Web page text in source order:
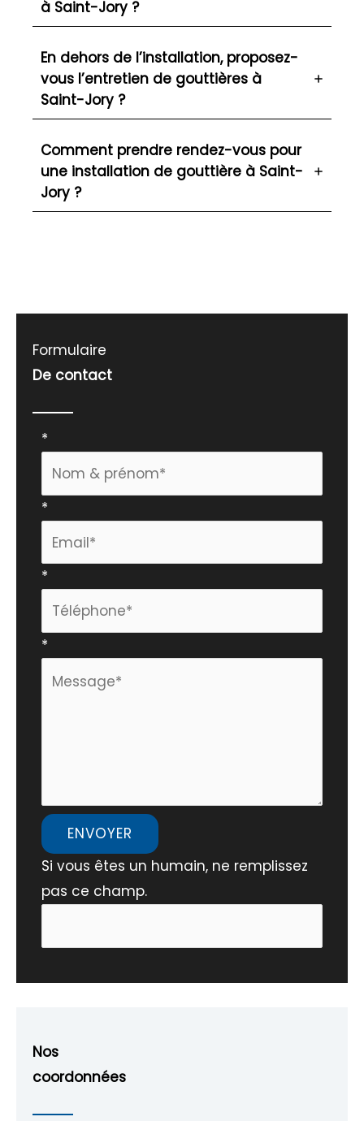
à Saint-Jory ?
En dehors de l’installation, proposez-
vous l’entretien de gouttières à
Saint-Jory ?
Comment prendre rendez-vous pour
une installation de gouttière à Saint-
Jory ?
Formulaire
De contact
Formulaire
simple
téléphone
*
*
*
*
ENVOYER
Si vous êtes un humain, ne remplissez
pas ce champ.
Nos
coordonnées